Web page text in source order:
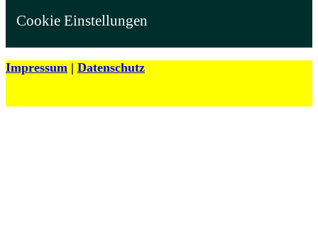
Cookie Einstellungen
Impressum | Datenschutz